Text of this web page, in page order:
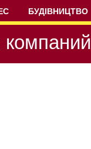
БУДІВНИЦТВО
компаний